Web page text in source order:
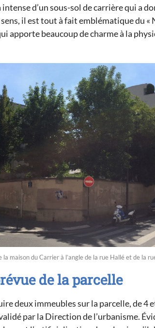
d’un sous-sol de carrière qui a
sens, il est tout à fait emblématique du «
apporte beaucoup de charme à la
la maison du Carrier à l’angle de la rue Hallé et de la
de la parcelle
deux immeubles sur la parcelle, de 4
par la Direction de l’urbanisme.